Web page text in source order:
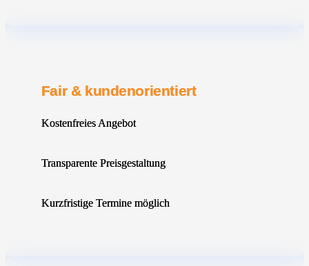
Fair & kundenorientiert
Kostenfreies Angebot
Transparente Preisgestaltung
Kurzfristige Termine möglich